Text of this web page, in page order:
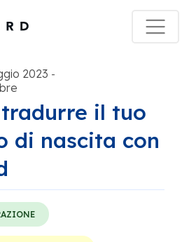
2023 -
il tuo
di nascita con